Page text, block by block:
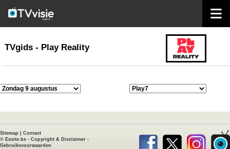
TVgids
TVgids - Play Reality
Sitemap
Contact
© Exsite.be - Copyright & Disclaimer -
Gebruiksvoorwaarden